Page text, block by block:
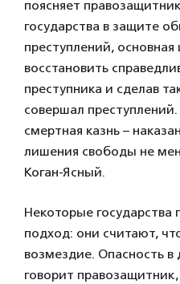
поясняет
государства в защите
преступлений,
восстановить
преступника и сделав
совершал
смертная казнь –
лишения свободы не
Коган-Ясный.
Некоторые государства
подход: они считают,
возмездие. Опасность
говорит